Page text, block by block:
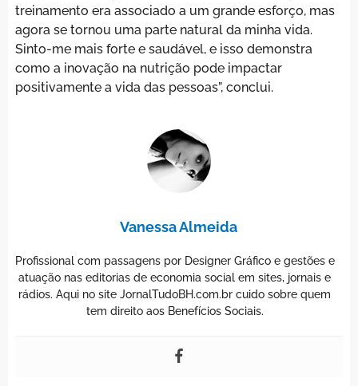
treinamento era associado a um grande esforço, mas
agora se tornou uma parte natural da minha vida.
Sinto-me mais forte e saudável, e isso demonstra
como a inovação na nutrição pode impactar
positivamente a vida das pessoas”, conclui.
Vanessa Almeida
Profissional com passagens por Designer Gráfico e gestões e
atuação nas editorias de economia social em sites, jornais e
rádios. Aqui no site JornalTudoBH.com.br cuido sobre quem
tem direito aos Benefícios Sociais.